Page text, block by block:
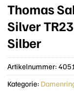
Thomas
Silver
Silber
Artikelnummer:
Kategorie: